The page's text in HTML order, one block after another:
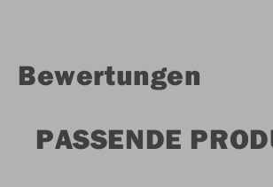
Bewertungen
PASSENDE